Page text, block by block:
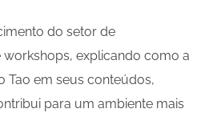
do setor de
explicando como a
Tao em seus conteúdos,
para um ambiente mais